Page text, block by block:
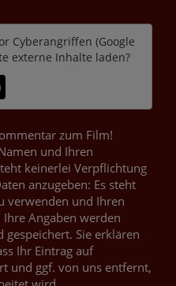
Cyberangriffen (Google
externe Inhalte laden?
zum Film!
und Ihren
keinerlei Verpflichtung
anzugeben: Es steht
verwenden und Ihren
Angaben werden
Sie erklären
Ihr Eintrag auf
und ggf. von uns entfernt,